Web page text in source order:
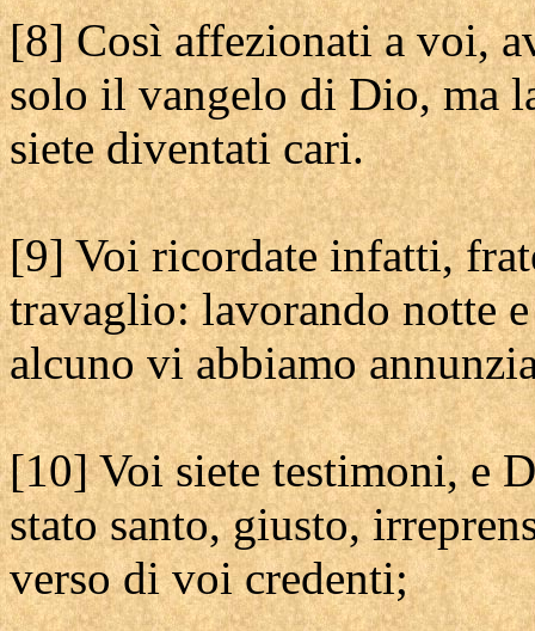
[8] Così affezionati a voi,
solo il vangelo di Dio, ma
siete diventati cari.
[9] Voi ricordate infatti,
travaglio: lavorando notte
alcuno vi abbiamo
[10] Voi siete testimoni, e
stato santo, giusto,
verso di voi credenti;